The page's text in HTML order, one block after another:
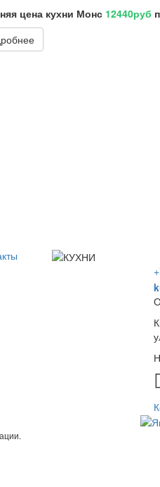
цена кухни Монс 12440руб